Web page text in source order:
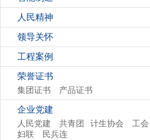
人民精神
领导关怀
工程案例
荣誉证书
集团证书 产品证书
企业党建
人民党建 共青团 计生协会
工会
妇联
民兵连